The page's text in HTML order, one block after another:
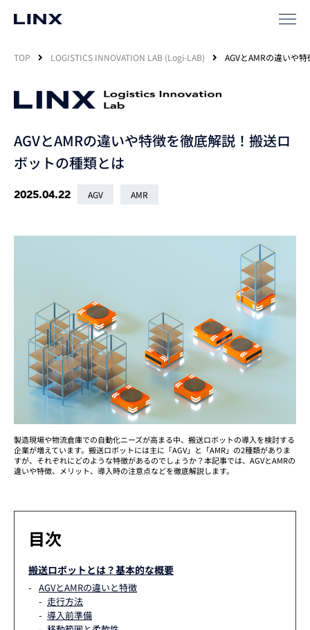
TOP LOGISTICS INNOVATION LAB (Logi-LAB) AGVとAMRの違いや
AGVとAMRの違いや特徴を徹底解説！搬送ロ
ボットの種類とは
2025.04.22 AGV AMR
製造現場や物流倉庫での自動化ニーズが高まる中、搬送ロボットの導入を検討する
企業が増えています。搬送ロボットには主に「AGV」と「AMR」の2種類がありま
すが、それぞれにどのような特徴があるのでしょうか？本記事では、AGVとAMRの
違いや特徴、メリット、導入時の注意点などを徹底解説します。
目次
搬送ロボットとは？基本的な概要
AGVとAMRの違いと特徴
走行方法
導入前準備